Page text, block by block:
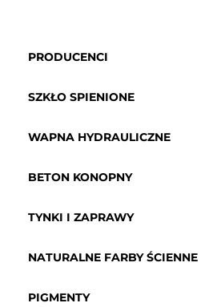
PRODUCENCI
SZKŁO SPIENIONE
WAPNA HYDRAULICZNE
BETON KONOPNY
TYNKI I ZAPRAWY
NATURALNE FARBY ŚCIENNE
PIGMENTY